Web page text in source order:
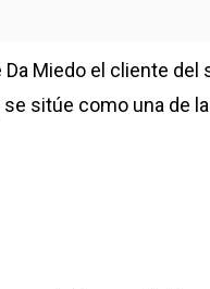
Da Miedo el cliente
sitúe como una de